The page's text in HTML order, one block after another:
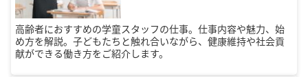
高齢者におすすめの学童スタッフの仕事。仕事内容や魅力、始
め方を解説。子どもたちと触れ合いながら、健康維持や社会貢
献ができる働き方をご紹介します。